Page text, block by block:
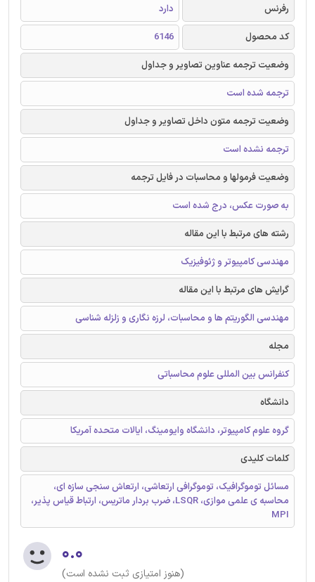
رفرنس
دارد
کد محصول
6146
وضعیت ترجمه عناوین تصاویر و جداول
ترجمه شده است
وضعیت ترجمه متون داخل تصاویر و جداول
ترجمه نشده است
وضعیت فرمولها و محاسبات در فایل ترجمه
به صورت عکس، درج شده است
رشته های مرتبط با این مقاله
مهندسی کامپیوتر و ژئوفیزیک
گرایش های مرتبط با این مقاله
مهندسی الگوریتم ها و محاسبات، لرزه نگاری و زلزله شناسی
مجله
کنفرانس بین المللی علوم محاسباتی
دانشگاه
گروه علوم کامپیوتر، دانشگاه وایومینگ، ایالات متحده آمریکا
کلمات کلیدی
مسائل توموگرافیک، توموگرافی ارتعاشی، ارتعاش سنجی سازه ای،
محاسبه ی علمی موازی، LSQR، ضرب بردار ماتریس، ارتباط قیاس پذیر،
MPI
۰.۰
(هنوز امتیازی ثبت نشده است)